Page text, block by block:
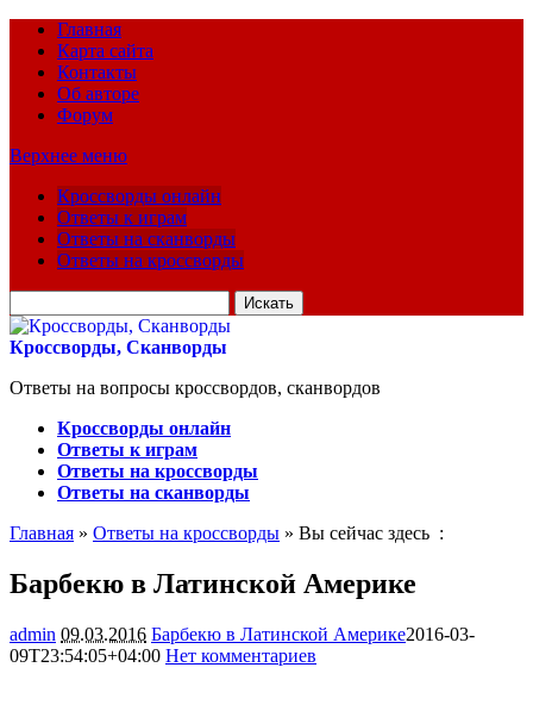
Главная
Карта сайта
Контакты
Об авторе
Форум
Верхнее меню
Кроссворды онлайн
Ответы к играм
Ответы на сканворды
Ответы на кроссворды
для:
Кроссворды, Сканворды
Ответы на вопросы кроссвордов, сканвордов
Кроссворды онлайн
Ответы к играм
Ответы на кроссворды
Ответы на сканворды
Главная » Ответы на кроссворды » Вы сейчас здесь :
Барбекю в Латинской Америке
admin 09.03.2016 Барбекю в Латинской Америке2016-03-
09T23:54:05+04:00 Нет комментариев